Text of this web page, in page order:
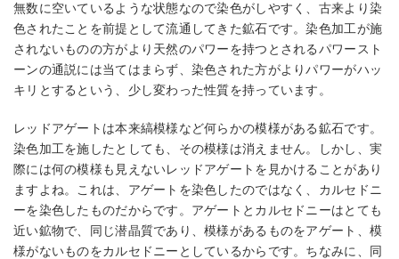
無数に空いているような状態なので染色がしやすく、古来より染
色されたことを前提として流通してきた鉱石です。染色加工が施
されないものの方がより天然のパワーを持つとされるパワースト
ーンの通説には当てはまらず、染色された方がよりパワーがハッ
キリとするという、少し変わった性質を持っています。
レッドアゲートは本来縞模様など何らかの模様がある鉱石です。
染色加工を施したとしても、その模様は消えません。しかし、実
際には何の模様も見えないレッドアゲートを見かけることがあり
ますよね。これは、アゲートを染色したのではなく、カルセドニ
ーを染色したものだからです。アゲートとカルセドニーはとても
近い鉱物で、同じ潜晶質であり、模様があるものをアゲート、模
様がないものをカルセドニーとしているからです。ちなみに、同